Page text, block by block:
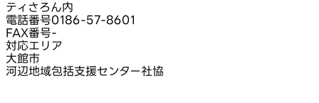
ティさろん内
電話番号0186-57-8601
FAX番号-
対応エリア
大館市
河辺地域包括支援センター社協